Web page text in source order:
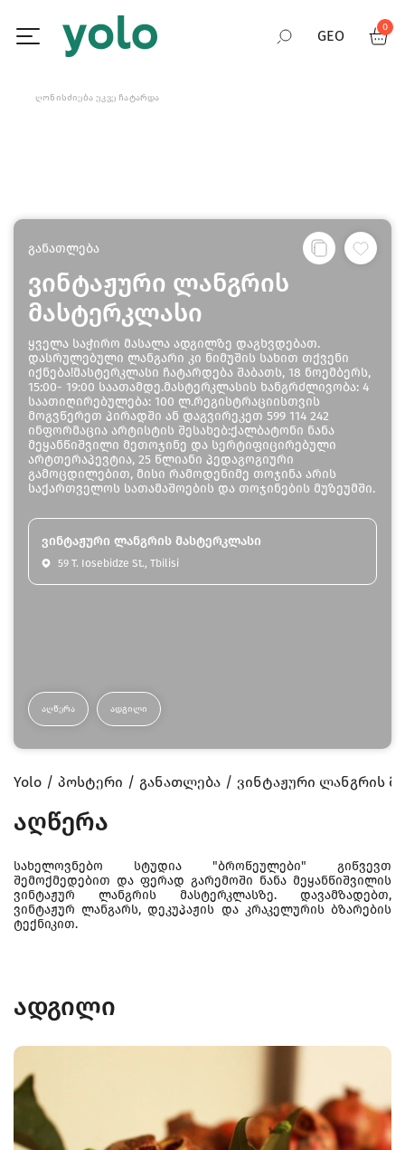
GEO
0
ᲦᲝᲜᲘᲡᲫᲘᲔᲑᲐ ᲣᲙᲕᲔ ᲩᲐᲢᲐᲠᲓᲐ
განათლება
ვინტაჟური ლანგრის
მასტერკლასი
ყველა საჭირო მასალა ადგილზე დაგხვდებათ.
დასრულებული ლანგარი კი ნიმუშის სახით თქვენი
იქნება!მასტერკლასი ჩატარდება შაბათს, 18 ნოემბერს,
15:00- 19:00 საათამდე.მასტერკლასის ხანგრძლივობა: 4
საათიღირებულება: 100 ლ.რეგისტრაციისთვის
მოგვწერეთ პირადში ან დაგვირეკეთ 599 114 242
ინფორმაცია არტისტის შესახებ:ქალბატონი ნანა
მეყანწიშვილი მეთოჯინე და სერტიფიცირებული
არტთერაპევტია, 25 წლიანი პედაგოგიური
გამოცდილებით, მისი რამოდენიმე თოჯინა არის
საქართველოს სათამაშოების და თოჯინების მუზეუმში.
ვინტაჟური ლანგრის მასტერკლასი
59 T. Iosebidze St., Tbilisi
ᲐᲦᲬᲔᲠᲐ ᲐᲓᲒᲘᲚᲘ
Yolo პოსტერი განათლება ვინტაჟური ლანგრის
აღწერა
სახელოვნებო სტუდია "ბროწეულები" გიწვევთ
შემოქმედებით და ფერად გარემოში ნანა მეყანწიშვილის
ვინტაჟურ ლანგრის მასტერკლასზე. დავამზადებთ,
ვინტაჟურ ლანგარს, დეკუპაჟის და კრაკელურის ბზარების
ტექნიკით.
ადგილი